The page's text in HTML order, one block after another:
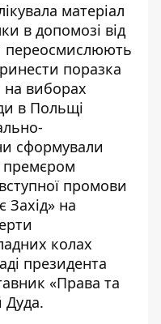
матеріал
в допомозі від
переосмислюють
поразка
на виборах
в Польщі
сформували
промови
Захід» на
колах
президента
«Права та
Дуда.